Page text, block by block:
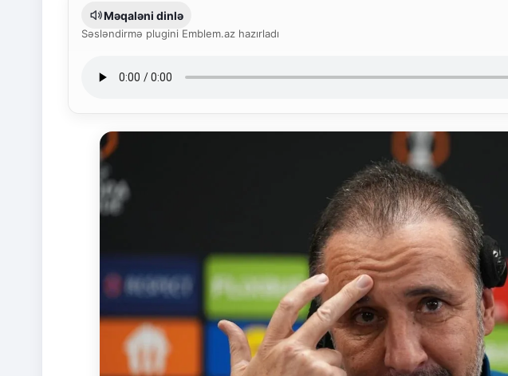
Məqaləni dinlə
Səsləndirmə plugini Emblem.az hazırladı